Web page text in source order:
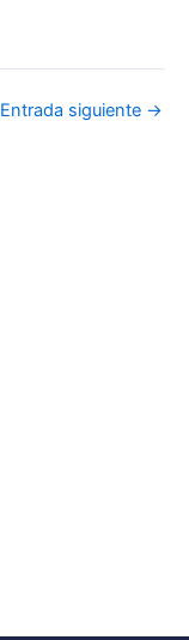
Entrada siguiente →